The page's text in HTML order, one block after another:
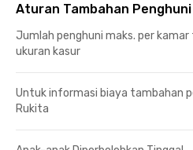
Aturan Tambahan Penghuni
Jumlah penghuni maks. per
ukuran kasur
Untuk informasi biaya tambahan
Rukita